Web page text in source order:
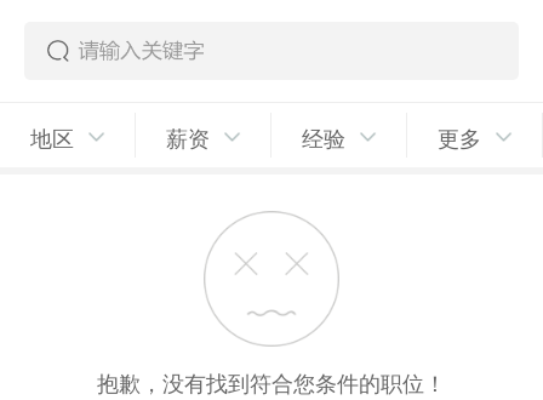
地区 薪资 经验 更多
抱歉，没有找到符合您条件的职位！